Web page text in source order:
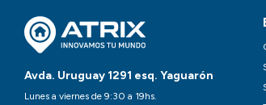
Avda. Uruguay 1291 esq. Yaguarón
Lunes a viernes de 9:30 a 19hs.